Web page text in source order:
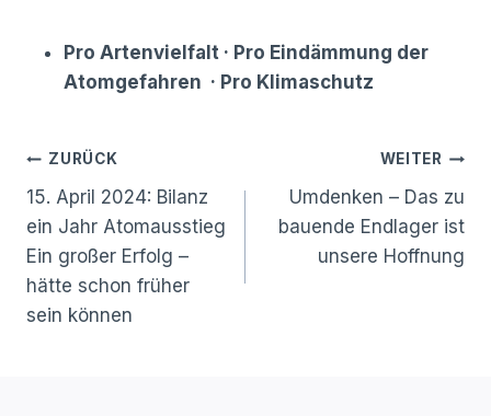
Pro Artenvielfalt · Pro Eindämmung der
Atomgefahren · Pro Klimaschutz
Beitragsnavigation
ZURÜCK
15. April 2024: Bilanz
ein Jahr Atomausstieg
Ein großer Erfolg –
hätte schon früher
sein können
WEITER
Umdenken – Das zu
bauende Endlager ist
unsere Hoffnung